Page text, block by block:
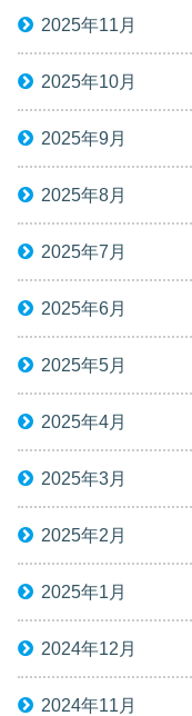
2025年11月
2025年10月
2025年9月
2025年8月
2025年7月
2025年6月
2025年5月
2025年4月
2025年3月
2025年2月
2025年1月
2024年12月
2024年11月